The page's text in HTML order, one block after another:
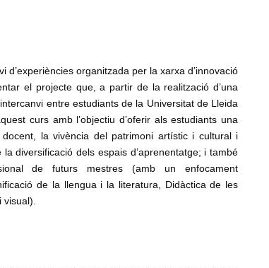
d’experiències organitzada per la xarxa d’innovació
el projecte que, a partir de la realització d’una
entre estudiants de la Universitat de Lleida
curs amb l’objectiu d’oferir als estudiants una
la vivència del patrimoni artístic i cultural i
diversificació dels espais d’aprenentatge; i també
de futurs mestres (amb un enfocament
de la llengua i la literatura, Didàctica de les